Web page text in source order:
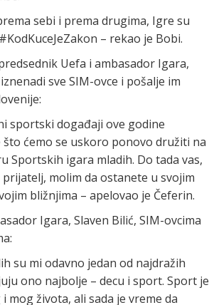
sebi i prema drugima, Igre su
– rekao je Bobi.
Uefa i ambasador Igara,
sve SIM-ovce i pošalje im
sportski događaji ove godine
što ćemo se uskoro ponovo družiti na
Sportskih igara mladih. Do tada vas,
molim da ostanete u svojim
bližnjima – apelovao je Čeferin.
Igara, Slaven Bilić, SIM-ovcima
su mi odavno jedan od najdražih
ono najbolje – decu i sport. Sport je
mog života, ali sada je vreme da